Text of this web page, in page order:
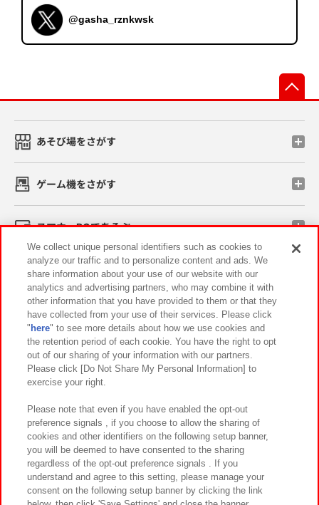
@gasha_rznkwsk
あそび場をさがす
ゲーム機をさがす
スマホ・PCであそぶ
イベント・キャンペーン
関連会社 サステナビリティ サイトポリシー
プライバシーポリシー ウェブアクセシビリティ方針と検証結果
お取引先さまとともに
カスタマーハラスメント対応方針 よくあるご質問・お問い合わせ
We collect unique personal identifiers such as cookies to
analyze our traffic and to personalize content and ads. We
share information about your use of our website with our
analytics and advertising partners, who may combine it with
other information that you have provided to them or that they
have collected from your use of their services. Please click
" here" to see more details about how we use cookies and
the retention period of each cookie. You have the right to opt
out of our sharing of your information with our partners.
Please click [Do Not Share My Personal Information] to
exercise your right.
Please note that even if you have enabled the opt-out
preference signals , if you choose to allow the sharing of
cookies and other identifiers on the following setup banner,
you will be deemed to have consented to the sharing
regardless of the opt-out preference signals . If you
understand and agree to this setting, please manage your
consent on the following setup banner by clicking the link